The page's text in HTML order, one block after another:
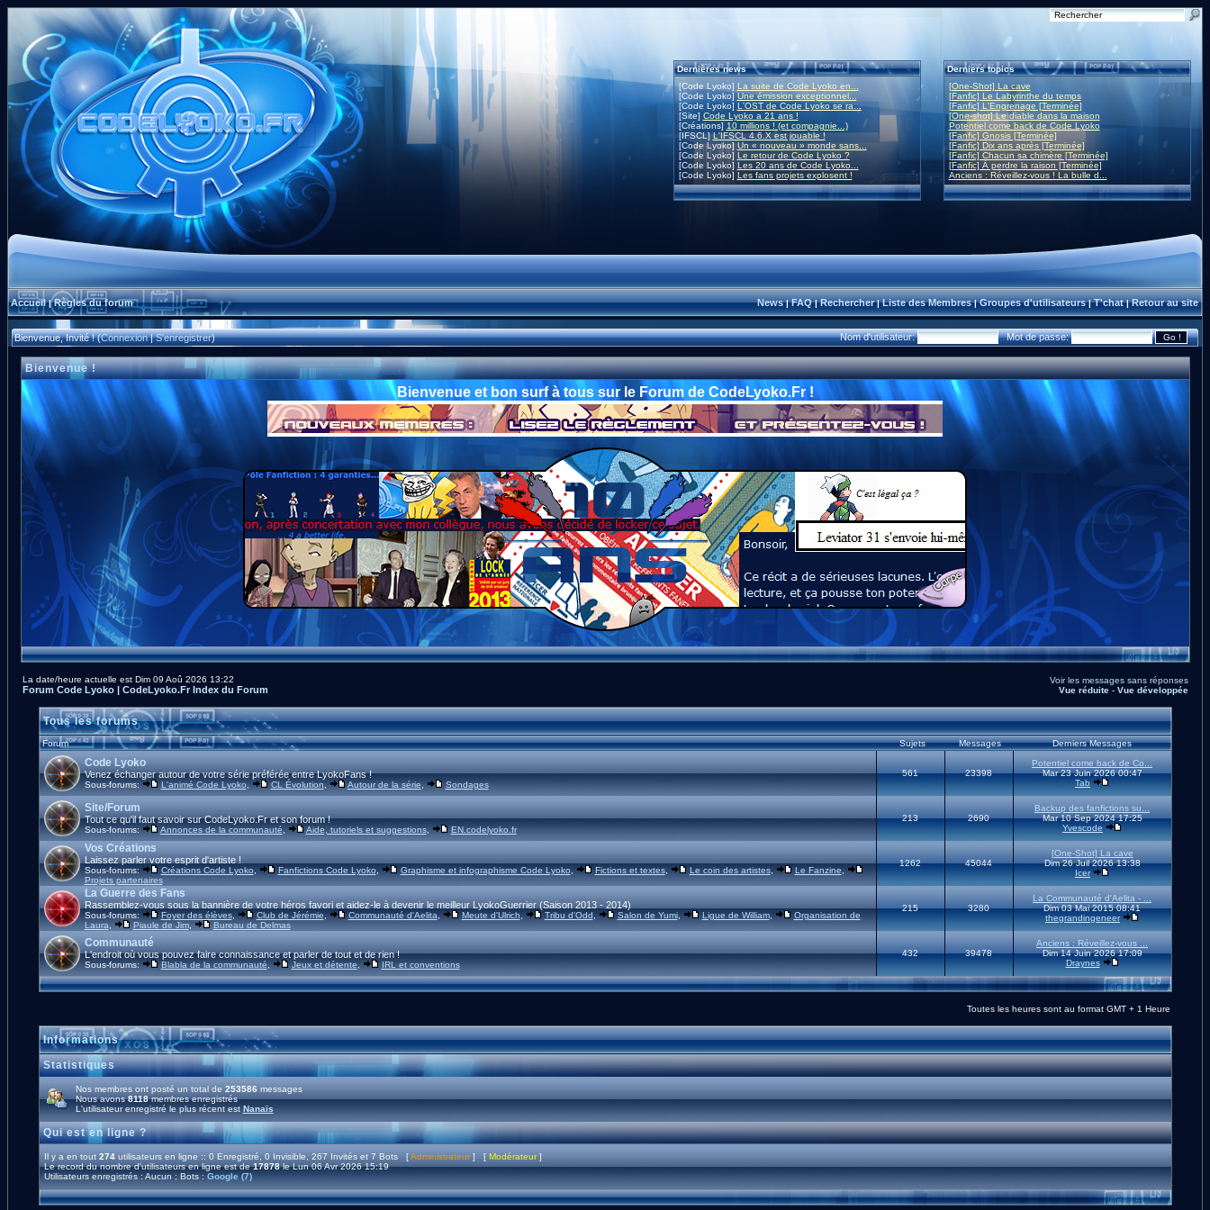
Dernières news
[Code Lyoko] La suite de Code Lyoko en...
[Code Lyoko]Une émission exceptionnel...
[Code Lyoko] L'OST de Code Lyoko se ra...
[Site] Code Lyoko a 21 ans !
[Créations] 10 millions ! (et compagnie...)
[IFSCL]L'IFSCL 4.6.X est jouable !
[Code Lyoko] Un « nouveau » monde sans...
[Code Lyoko] Le retour de Code Lyoko ?
[Code Lyoko] Les 20 ans de Code Lyoko...
[Code Lyoko] Les fans projets explosent !
Derniers topics
[One-Shot] La cave
[Fanfic] Le Labyrinthe du temps
[Fanfic] L'Engrenage [Terminée]
[One-shot] Le diable dans la maison
Potentiel come back de Code Lyoko
[Fanfic] Gnosis [Terminée]
[Fanfic] Dix ans après [Terminée]
[Fanfic] Chacun sa chimère [Terminée]
[Fanfic] À perdre la raison [Terminée]
Anciens : Réveillez-vous ! La bulle d...
Accueil|Règles du forum News|FAQ|Rechercher|Liste des Membres|Groupes d'utilisateurs|T'chat|Retour au site
Bienvenue, Invité ! (Connexion|S'enregistrer) Nom d'utilisateur: Mot de passe:
Bienvenue !
Bienvenue et bon surf à tous sur le Forum de CodeLyoko.Fr !
La date/heure actuelle est Dim 09 Aoû 2026 13:22
Forum Code Lyoko | CodeLyoko.Fr Index du Forum
Voir les messages sans réponses
Vue réduite- Vue développée
Tous les forums
Forum Sujets Messages Derniers Messages
Code Lyoko
Venez échanger autour de votre série préférée entre LyokoFans !
Sous-forums: L'animé Code Lyoko, CL Évolution Autour de la série, Sondages
561 23398
Potentiel come back de Co...
Mar 23 Juin 2026 00:47
Tab
Site/Forum
Tout ce qu'il faut savoir sur CodeLyoko.Fr et son forum !
Sous-forums: Annonces de la communauté, Aide, tutoriels et suggestions, EN.codelyoko.fr
213 2690
Backup des fanfictions su...
Mar 10 Sep 2024 17:25
Yvescode
Vos Créations
Laissez parler votre esprit d'artiste !
Sous-forums: Créations Code Lyoko, Fanfictions Code Lyoko, Graphisme et infographisme Code Lyoko, Fictions et textes, Le coin des artistes, Le Fanzine
Projets partenaires
1262 45044
[One-Shot] La cave
Dim 26 Juil 2026 13:38
Icer
La Guerre des Fans
Rassemblez-vous sous la bannière de votre héros favori et aidez-le à devenir le meilleur LyokoGuerrier (Saison 2013 - 2014)
Sous-forums: Foyer des élèves, Club de Jérémie Communauté d'Aelita Meute d'Ulrich Tribu d'Odd Salon de Yumi, Ligue de William,
Organisation de
Laura
Piaule de Jim, Bureau de Delmas
215 3280
La Communauté d'Aelita - ...
Dim 03 Mai 2015 08:41
thegrandingeneer
Communauté
L'endroit où vous pouvez faire connaissance et parler de tout et de rien !
Sous-forums: Blabla de la communauté, Jeux et détente, IRL et conventions
432 39478
Anciens : Réveillez-vous ...
Dim 14 Juin 2026 17:09
Draynes
Toutes les heures sont au format GMT + 1 Heure
Informations
Statistiques
Nos membres ont posté un total de 253586 messages
Nous avons8118membres enregistrés
L'utilisateur enregistré le plus récent est Nanaïs
Qui est en ligne ?
Il y a en tout 274utilisateurs en ligne :: 0 Enregistré, 0 Invisible, 267 Invités et 7 Bots [Administrateur] [ Modérateur]
Le record du nombre d'utilisateurs en ligne est de17878le Lun 06 Avr 2026 15:19
Utilisateurs enregistrés : Aucun ; Bots : Google (7)